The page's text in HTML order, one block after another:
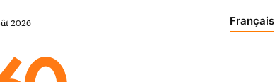
2026 Français